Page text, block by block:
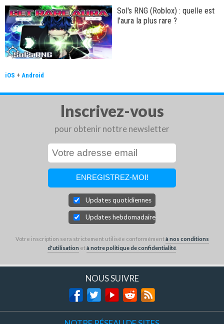
Sol's RNG (Roblox) : quelle est
l'aura la plus rare ?
iOS + Android
Inscrivez-vous
pour obtenir nottre newsletter
Updates quotidiennes
Updates hebdomadaires
Votre inscription sera strictement utilisée conformémentà nos conditions
d'utilisation età notre politique de confidentialité.
NOUS SUIVRE